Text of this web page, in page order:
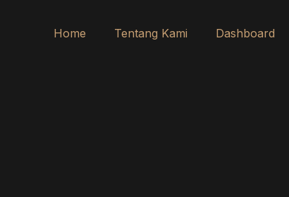
Home Tentang Kami Dashboard